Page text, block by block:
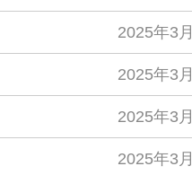
2025年3
2025年3
2025年3
2025年3